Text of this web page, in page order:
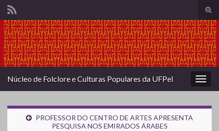
de
Search for:
Núcleo de Folclore e Culturas Populares da UFPel
PROFESSOR DO CENTRO DE ARTES APRESENTA
PESQUISA NOS EMIRADOS ÁRABES